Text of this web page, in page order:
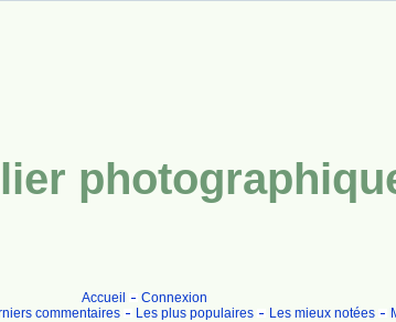
Accueil
Connexion
commentaires Les plus populaires Les mieux notées